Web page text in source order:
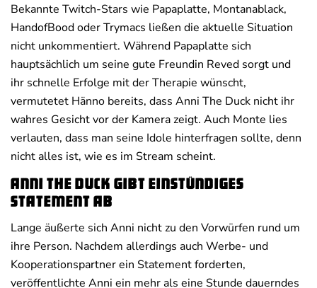
Bekannte Twitch-Stars wie Papaplatte, Montanablack,
HandofBood oder Trymacs ließen die aktuelle Situation
nicht unkommentiert. Während Papaplatte sich
hauptsächlich um seine gute Freundin Reved sorgt und
ihr schnelle Erfolge mit der Therapie wünscht,
vermutetet Hänno bereits, dass Anni The Duck nicht ihr
wahres Gesicht vor der Kamera zeigt. Auch Monte lies
verlauten, dass man seine Idole hinterfragen sollte, denn
nicht alles ist, wie es im Stream scheint.
Anni The Duck gibt einstündiges
Statement ab
Lange äußerte sich Anni nicht zu den Vorwürfen rund um
ihre Person. Nachdem allerdings auch Werbe- und
Kooperationspartner ein Statement forderten,
veröffentlichte Anni ein mehr als eine Stunde dauerndes